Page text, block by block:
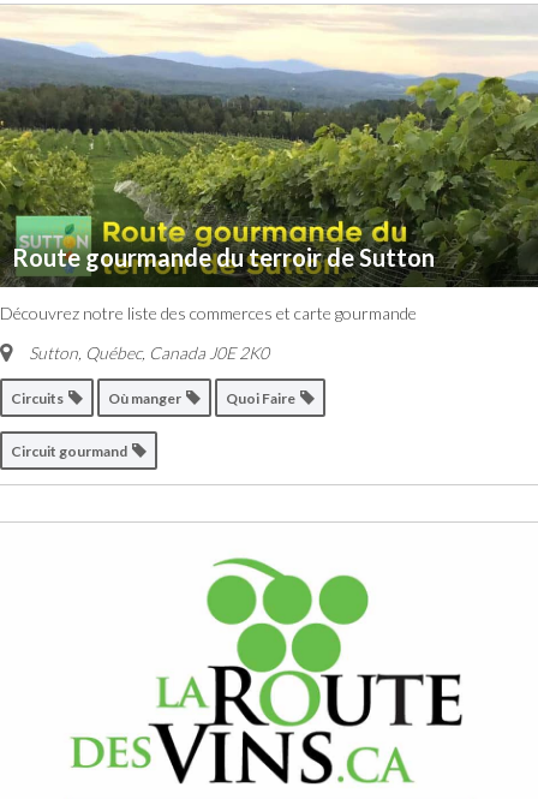
Route gourmande du terroir de Sutton
Découvrez notre liste des commerces et carte gourmande
Sutton, Québec, Canada J0E 2K0
Circuits Où manger Quoi Faire
Circuit gourmand